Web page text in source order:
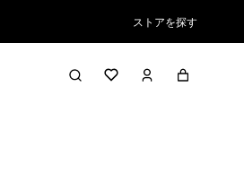
ストアを探す